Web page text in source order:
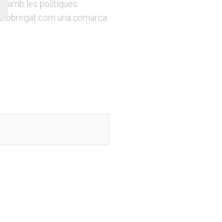
amb les polítiques
com una comarca